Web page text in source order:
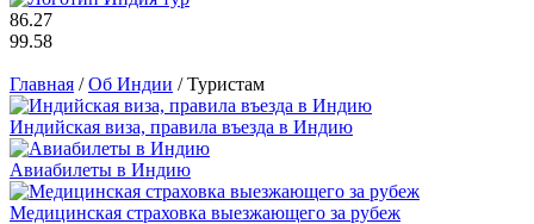
86.27
99.58
Главная /Об Индии /Туристам
Индийская виза, правила въезда в Индию
Авиабилеты в Индию
Медицинская страховка выезжающего за рубеж